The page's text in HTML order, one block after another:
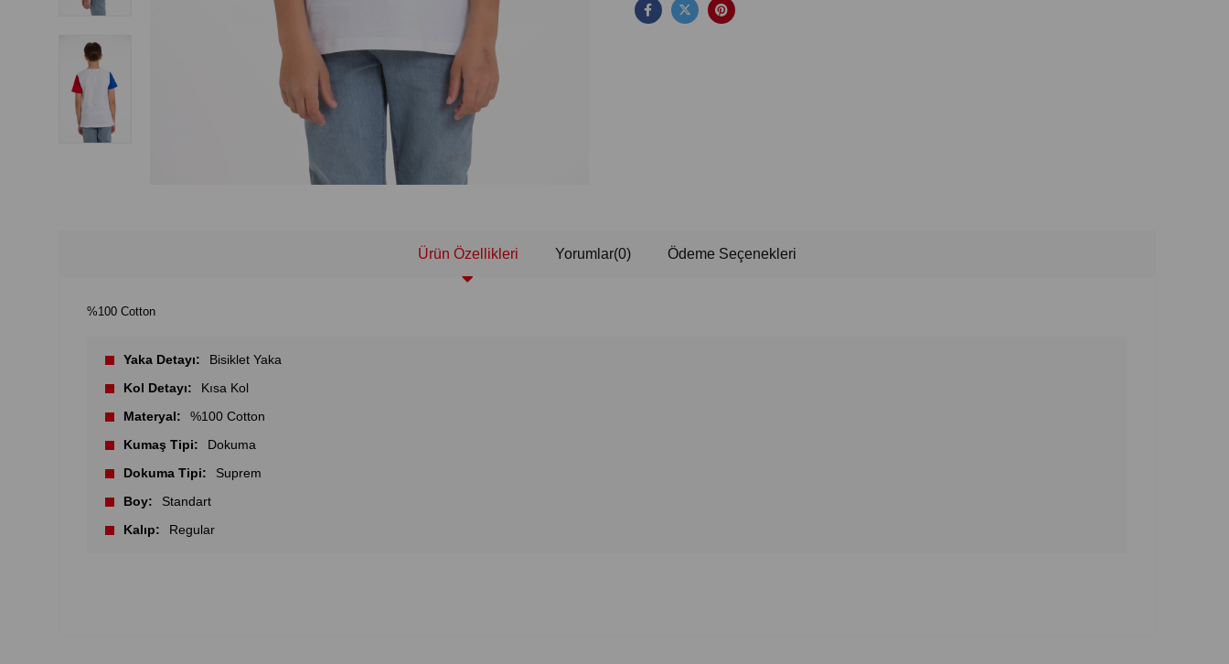
Ürün Özellikleri Yorumlar(0) Ödeme Seçenekleri
%100 Cotton
Yaka Detayı
Bisiklet Yaka
Kol Detayı
Kısa Kol
Materyal
%100 Cotton
Kumaş Tipi
Dokuma
Dokuma Tipi
Suprem
Boy
Standart
Kalıp
Regular